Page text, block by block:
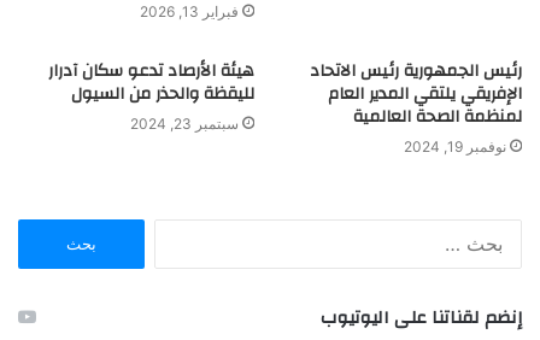
فبراير 13, 2026
رئيس الجمهورية رئيس الاتحاد
الإفريقي يلتقي المدير العام
لمنظمة الصحة العالمية
نوفمبر 19, 2024
هيئة الأرصاد تدعو سكان آدرار
لليقظة والحذر من السيول
سبتمبر 23, 2024
إنضم لقناتنا على اليوتيوب